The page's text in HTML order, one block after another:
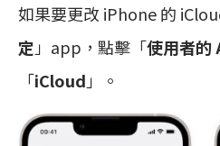
如果要更改 iPhone 的
定 」app，點擊「使用者的
「iCloud 」。